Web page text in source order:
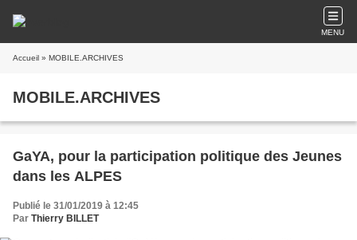
MENU
Accueil » MOBILE.ARCHIVES
MOBILE.ARCHIVES
GaYA, pour la participation politique des Jeunes
dans les ALPES
Publié le 31/01/2019 à 12:45
Par Thierry BILLET